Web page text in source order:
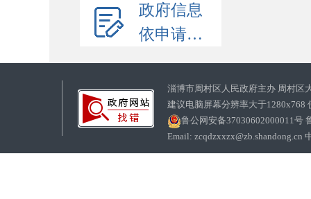
政府信息
依申请公开
淄博市周村区人民政府主办 周村区
建议电脑屏幕分辨率大于1280x768
鲁公网安备37030602000011号
Email: zcqdzxxzx@zb.shandong.cn